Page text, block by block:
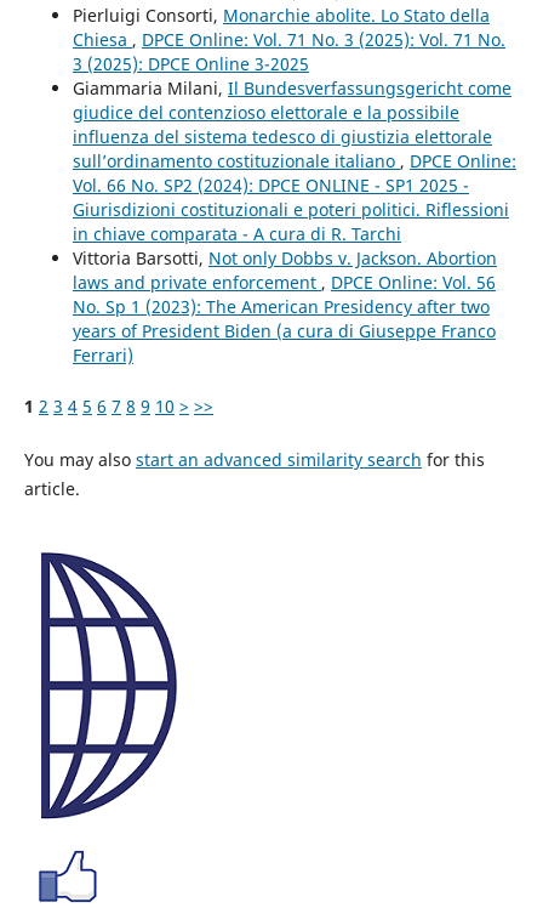
Pierluigi Consorti, Monarchie abolite. Lo Stato della
Chiesa , DPCE Online: Vol. 71 No. 3 (2025): Vol. 71 No.
3 (2025): DPCE Online 3-2025
Giammaria Milani, Il Bundesverfassungsgericht come
giudice del contenzioso elettorale e la possibile
influenza del sistema tedesco di giustizia elettorale
sull’ordinamento costituzionale italiano , DPCE Online:
Vol. 66 No. SP2 (2024): DPCE ONLINE - SP1 2025 -
Giurisdizioni costituzionali e poteri politici. Riflessioni
in chiave comparata - A cura di R. Tarchi
Vittoria Barsotti, Not only Dobbs v. Jackson. Abortion
laws and private enforcement , DPCE Online: Vol. 56
No. Sp 1 (2023): The American Presidency after two
years of President Biden (a cura di Giuseppe Franco
Ferrari)
1 2 3 4 5 6 7 8 9 10 > >>
You may also start an advanced similarity search for this
article.